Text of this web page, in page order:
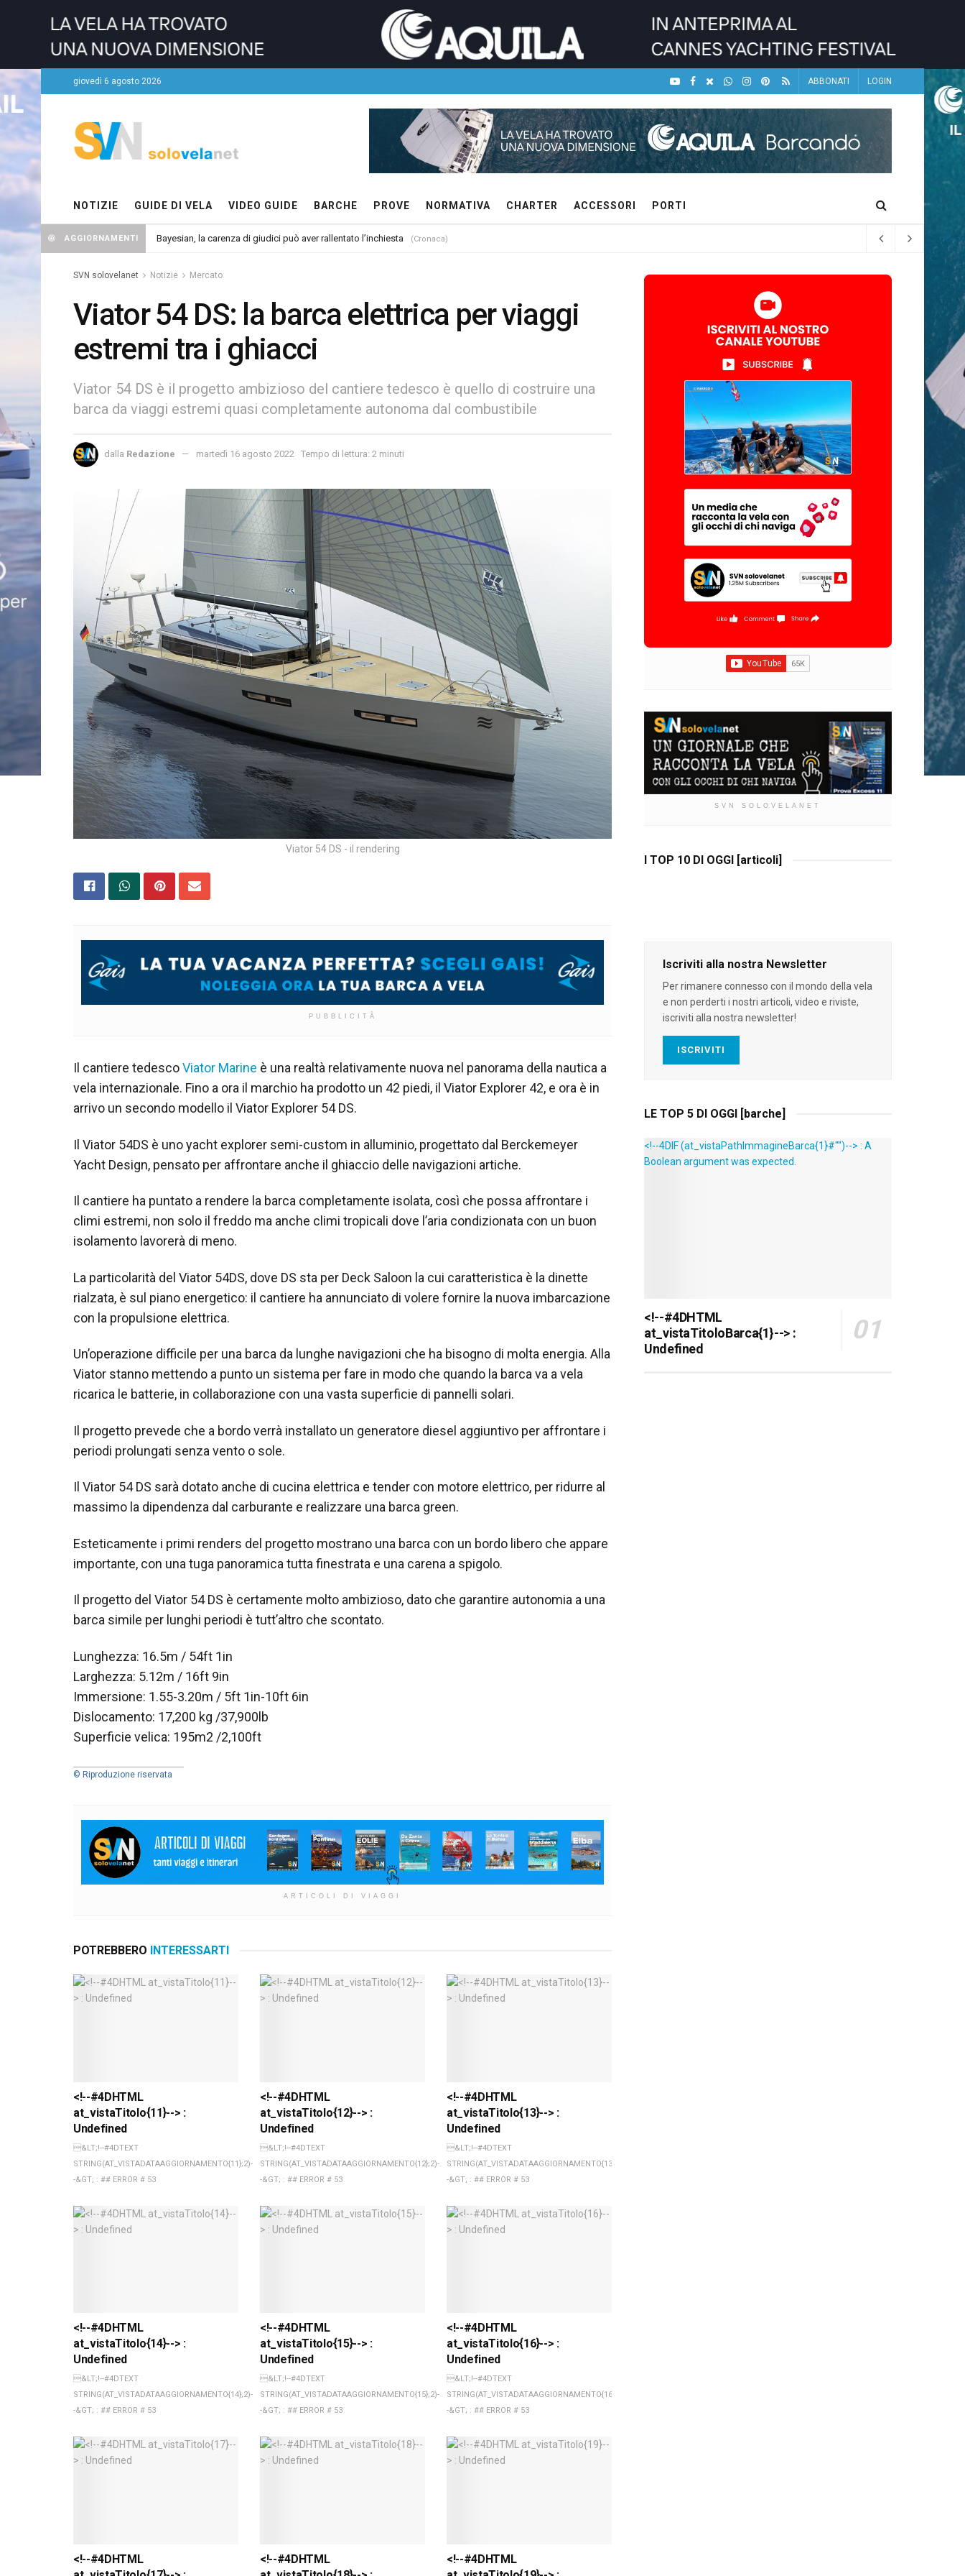
giovedì 6 agosto 2026 ABBONATI LOGIN
NOTIZIE GUIDE DI VELA VIDEO GUIDE BARCHE PROVE NORMATIVA CHARTER ACCESSORI PORTI
AGGIORNAMENTI Bayesian, la carenza di giudici può aver rallentato l’inchiesta (Cronaca)
SVN solovelanet Notizie Mercato
Viator 54 DS: la barca elettrica per viaggi
estremi tra i ghiacci
Viator 54 DS è il progetto ambizioso del cantiere tedesco è quello di costruire una
barca da viaggi estremi quasi completamente autonoma dal combustibile
dalla Redazione martedì 16 agosto 2022 Tempo di lettura: 2 minuti
Viator 54 DS - il rendering
PUBBLICITÀ
Il cantiere tedescoViator Marine è una realtà relativamente nuova nel panorama della nautica a
vela internazionale. Fino a ora il marchio ha prodotto un 42 piedi, il Viator Explorer 42, e ora è in
arrivo un secondo modello il Viator Explorer 54 DS.
Il Viator 54DS è uno yacht explorer semi-custom in alluminio, progettato dal Berckemeyer
Yacht Design, pensato per affrontare anche il ghiaccio delle navigazioni artiche.
Il cantiere ha puntato a rendere la barca completamente isolata, così che possa affrontare i
climi estremi, non solo il freddo ma anche climi tropicali dove l’aria condizionata con un buon
isolamento lavorerà di meno.
La particolarità del Viator 54DS, dove DS sta per Deck Saloon la cui caratteristica è la dinette
rialzata, è sul piano energetico: il cantiere ha annunciato di volere fornire la nuova imbarcazione
con la propulsione elettrica.
Un’operazione difficile per una barca da lunghe navigazioni che ha bisogno di molta energia. Alla
Viator stanno mettendo a punto un sistema per fare in modo che quando la barca va a vela
ricarica le batterie, in collaborazione con una vasta superficie di pannelli solari.
Il progetto prevede che a bordo verrà installato un generatore diesel aggiuntivo per affrontare i
periodi prolungati senza vento o sole.
Il Viator 54 DS sarà dotato anche di cucina elettrica e tender con motore elettrico, per ridurre al
massimo la dipendenza dal carburante e realizzare una barca green.
Esteticamente i primi renders del progetto mostrano una barca con un bordo libero che appare
importante, con una tuga panoramica tutta finestrata e una carena a spigolo.
Il progetto del Viator 54 DS è certamente molto ambizioso, dato che garantire autonomia a una
barca simile per lunghi periodi è tutt’altro che scontato.
Lunghezza: 16.5m / 54ft 1in
Larghezza: 5.12m / 16ft 9in
Immersione: 1.55-3.20m / 5ft 1in-10ft 6in
Dislocamento: 17,200 kg /37,900lb
Superficie velica: 195m2 /2,100ft
© Riproduzione riservata
ARTICOLI DI VIAGGI
POTREBBERO INTERESSARTI
<!--#4DHTML
at_vistaTitolo{11}--> :
Undefined
&LT;!--#4DTEXT
STRING(AT_VISTADATAAGGIORNAMENTO{11};2)-
-&GT; : ## ERROR # 53
<!--#4DHTML
at_vistaTitolo{12}--> :
Undefined
&LT;!--#4DTEXT
STRING(AT_VISTADATAAGGIORNAMENTO{12};2)-
-&GT; : ## ERROR # 53
<!--#4DHTML
at_vistaTitolo{13}--> :
Undefined
&LT;!--#4DTEXT
STRING(AT_VISTADATAAGGIORNAMENTO{13};2)-
-&GT; : ## ERROR # 53
<!--#4DHTML
at_vistaTitolo{14}--> :
Undefined
&LT;!--#4DTEXT
STRING(AT_VISTADATAAGGIORNAMENTO{14};2)-
-&GT; : ## ERROR # 53
<!--#4DHTML
at_vistaTitolo{15}--> :
Undefined
&LT;!--#4DTEXT
STRING(AT_VISTADATAAGGIORNAMENTO{15};2)-
-&GT; : ## ERROR # 53
<!--#4DHTML
at_vistaTitolo{16}--> :
Undefined
&LT;!--#4DTEXT
STRING(AT_VISTADATAAGGIORNAMENTO{16};2)-
-&GT; : ## ERROR # 53
<!--#4DHTML
<!--#4DHTML
<!--#4DHTML
SVN SOLOVELANET
I TOP 10 DI OGGI [articoli]
Iscriviti alla nostra Newsletter
Per rimanere connesso con il mondo della vela
e non perderti i nostri articoli, video e riviste,
iscriviti alla nostra newsletter!
ISCRIVITI
LE TOP 5 DI OGGI [barche]
<!--4DIF (at_vistaPathImmagineBarca{1}#"")--> : A
Boolean argument was expected.
<!--#4DHTML
at_vistaTitoloBarca{1}--> :
Undefined